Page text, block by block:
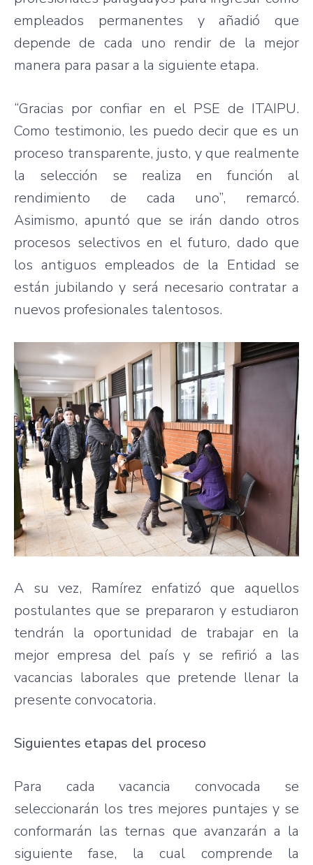
empleados permanentes y añadió que
depende de cada uno rendir de la mejor
manera para pasar a la siguiente etapa.
“Gracias por confiar en el PSE de ITAIPU.
Como testimonio, les puedo decir que es un
proceso transparente, justo, y que realmente
la selección se realiza en función al
rendimiento de cada uno”, remarcó.
Asimismo, apuntó que se irán dando otros
procesos selectivos en el futuro, dado que
los antiguos empleados de la Entidad se
están jubilando y será necesario contratar a
nuevos profesionales talentosos.
A su vez, Ramírez enfatizó que aquellos
postulantes que se prepararon y estudiaron
tendrán la oportunidad de trabajar en la
mejor empresa del país y se refirió a las
vacancias laborales que pretende llenar la
presente convocatoria.
Siguientes etapas del proceso
Para cada vacancia convocada se
seleccionarán los tres mejores puntajes y se
conformarán las ternas que avanzarán a la
siguiente fase, la cual comprende la